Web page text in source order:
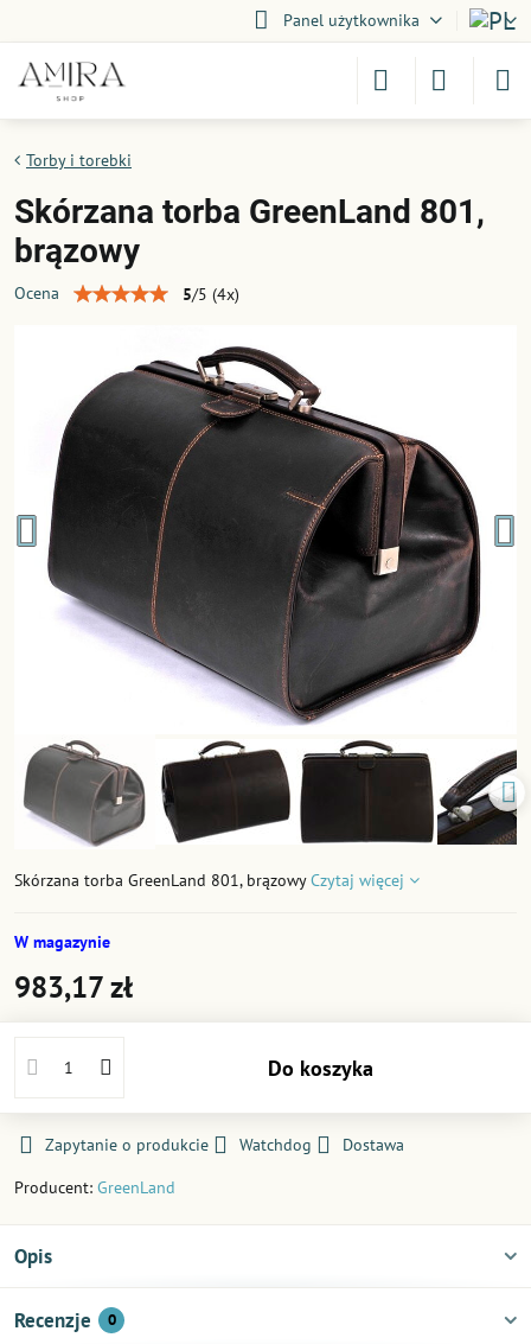
Panel użytkownika
Torby i torebki
Skórzana torba GreenLand 801,
brązowy
Ocena 5/5 (4x)
Skórzana torba GreenLand 801, brązowyCzytaj więcej
W magazynie
983,17 zł
Do koszyka
Zapytanie o produkcie Watchdog
Dostawa
Producent: GreenLand
Opis
Recenzje 0